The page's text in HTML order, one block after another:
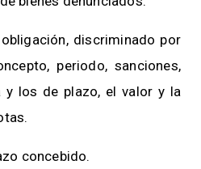
discriminado por
periodo, sanciones,
y los de plazo, el valor y la
concebido.